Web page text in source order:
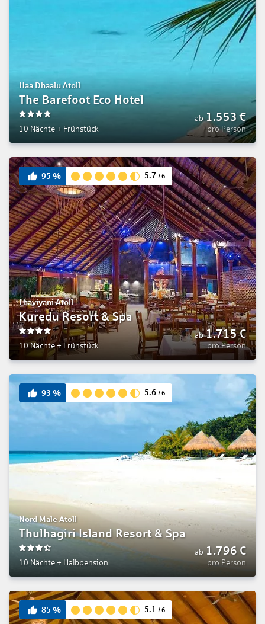
Haa Dhaalu Atoll
The Barefoot Eco Hotel
10 Nächte + Frühstück
ab 1.553€
pro Person
95 % 5.7 /6
Lhaviyani Atoll
Kuredu Resort & Spa
4
10 Nächte + Frühstück
ab 1.715€
pro Person
93 % 5.6 /6
Nord Male Atoll
Thulhagiri Island Resort & Spa
10 Nächte + Halbpension
ab 1.796€
pro Person
85 % 5.1 /6